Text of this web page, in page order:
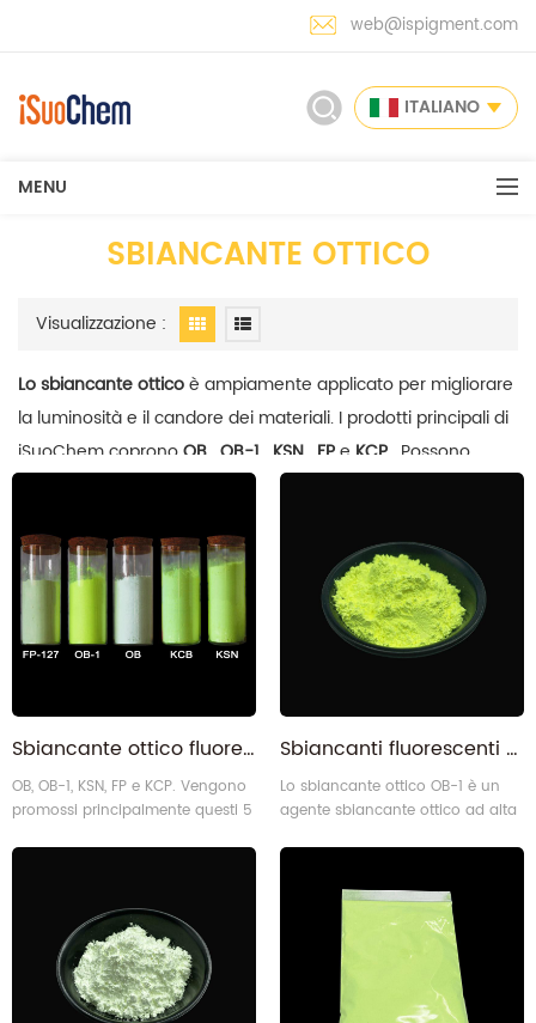
web@ispigment.com
ITALIANO
MENU
SBIANCANTE OTTICO
Visualizzazione :
Lo sbiancante otticoè ampiamente applicato per migliorare
la luminosità e il candore dei materiali. I prodotti principali di
iSuoChem copronoOB OB-1 KSN FPe KCP . Possono
migliorare il loro fascino visivo e la loro lucentezza riflettendo
Sbiancante ottico fluorescente
OB, OB-1, KSN, FP e KCP. Vengono
promossi principalmente questi 5
iSuoChem
Sbiancanti fluorescenti sbiancante ottico OB-1 per materie plastiche
Lo sbiancante ottico OB-1 è un
agente sbiancante ottico ad alta